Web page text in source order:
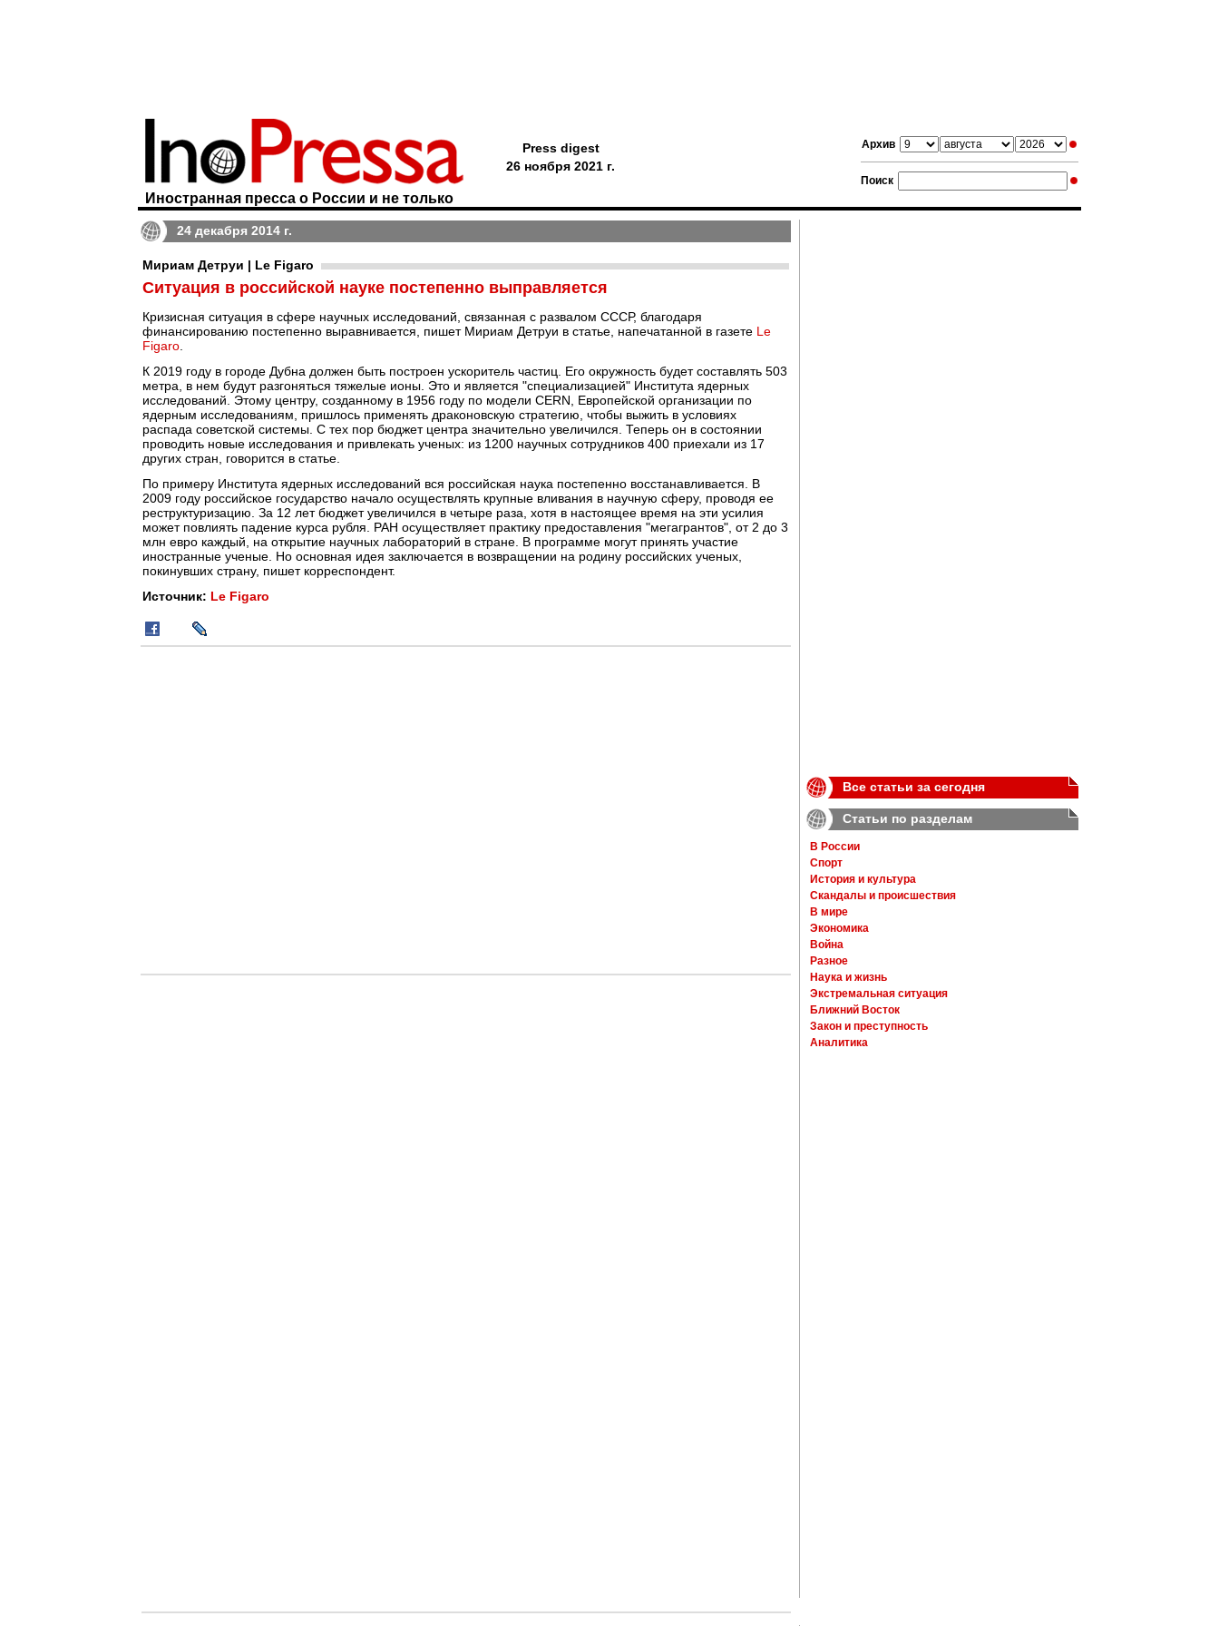
Архив
Поиск
Иностранная пресса о России и не только
Press digest
26 ноября 2021 г.
24 декабря 2014 г.
Мириам Детруи | Le Figaro
Ситуация в российской науке постепенно выправляется
Кризисная ситуация в сфере научных исследований, связанная с развалом СССР, благодаря
финансированию постепенно выравнивается, пишет Мириам Детруи в статье, напечатанной в газете Le
Figaro
К 2019 году в городе Дубна должен быть построен ускоритель частиц. Его окружность будет составлять 503
метра, в нем будут разгоняться тяжелые ионы. Это и является "специализацией" Института ядерных
исследований. Этому центру, созданному в 1956 году по модели CERN, Европейской организации по
ядерным исследованиям, пришлось применять драконовскую стратегию, чтобы выжить в условиях
распада советской системы. С тех пор бюджет центра значительно увеличился. Теперь он в состоянии
проводить новые исследования и привлекать ученых: из 1200 научных сотрудников 400 приехали из 17
других стран, говорится в статье.
По примеру Института ядерных исследований вся российская наука постепенно восстанавливается. В
2009 году российское государство начало осуществлять крупные вливания в научную сферу, проводя ее
реструктуризацию. За 12 лет бюджет увеличился в четыре раза, хотя в настоящее время на эти усилия
может повлиять падение курса рубля. РАН осуществляет практику предоставления "мегагрантов", от 2 до 3
млн евро каждый, на открытие научных лабораторий в стране. В программе могут принять участие
иностранные ученые. Но основная идея заключается в возвращении на родину российских ученых,
покинувших страну, пишет корреспондент.
Источник: Le Figaro
Все статьи за сегодня
Статьи по разделам
В России
Спорт
История и культура
Скандалы и происшествия
В мире
Экономика
Война
Разное
Наука и жизнь
Экстремальная ситуация
Ближний Восток
Закон и преступность
Аналитика